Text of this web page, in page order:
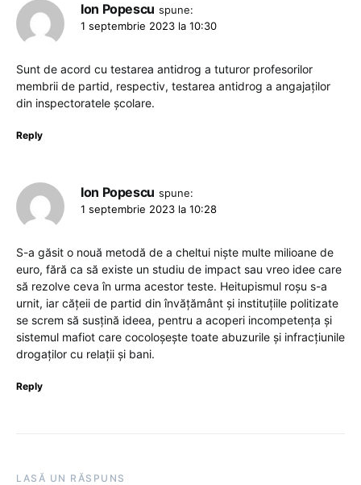
Ion Popescu spune:
1 septembrie 2023 la 10:30
Sunt de acord cu testarea antidrog a tuturor profesorilor
membrii de partid, respectiv, testarea antidrog a angajaților
din inspectoratele școlare.
Reply
Ion Popescu spune:
1 septembrie 2023 la 10:28
S-a găsit o nouă metodă de a cheltui niște multe milioane de
euro, fără ca să existe un studiu de impact sau vreo idee care
să rezolve ceva în urma acestor teste. Heitupismul roșu s-a
urnit, iar cățeii de partid din învățământ și instituțiile politizate
se screm să susțină ideea, pentru a acoperi incompetența și
sistemul mafiot care cocoloșește toate abuzurile și infracțiunile
drogaților cu relații și bani.
Reply
LASĂ UN RĂSPUNS